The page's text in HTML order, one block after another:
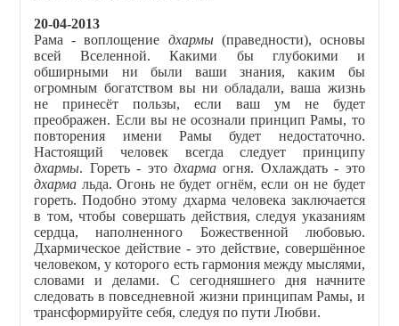
20-04-2013
Рама - воплощение дхармы(праведности), основы
всей Вселенной. Какими бы глубокими и
обширными ни были ваши знания, каким бы
огромным богатством вы ни обладали, ваша жизнь
не принесёт пользы, если ваш ум не будет
преображен. Если вы не осознали принцип Рамы, то
повторения имени Рамы будет недостаточно.
Настоящий человек всегда следует принципу
дхармы. Гореть - это дхарма огня. Охлаждать - это
дхарма льда. Огонь не будет огнём, если он не будет
гореть. Подобно этому дхарма человека заключается
в том, чтобы совершать действия, следуя указаниям
сердца, наполненного Божественной любовью.
Дхармическое действие - это действие, совершённое
человеком, у которого есть гармония между мыслями,
словами и делами. С сегодняшнего дня начните
следовать в повседневной жизни принципам Рамы, и
трансформируйте себя, следуя по пути Любви.